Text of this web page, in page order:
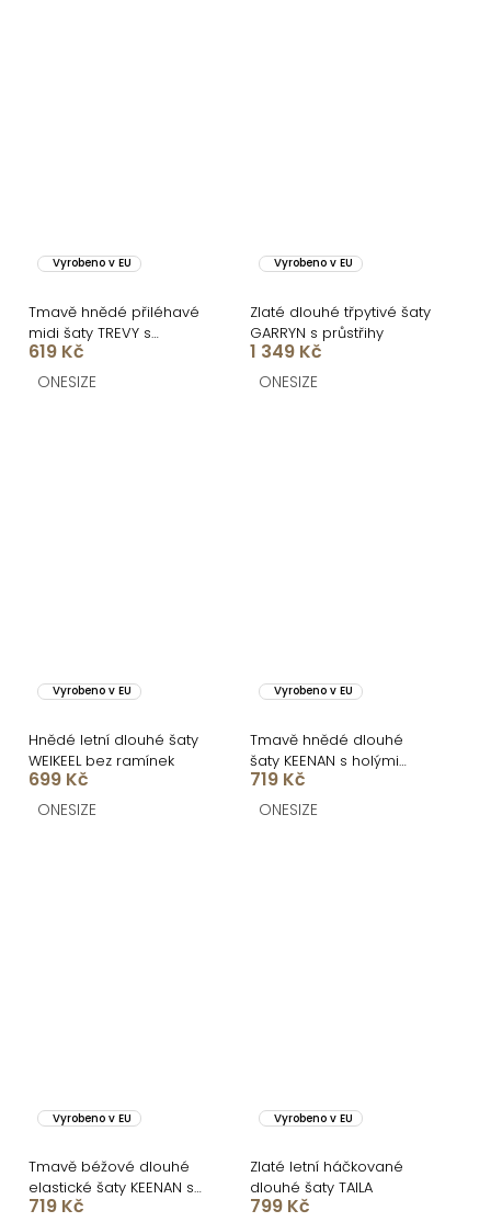
Vyrobeno v EU
Tmavě hnědé přiléhavé
midi šaty TREVY s
rozparkem
619 Kč
ONESIZE
Vyrobeno v EU
Zlaté dlouhé třpytivé šaty
GARRYN s průstřihy
1 349 Kč
ONESIZE
Vyrobeno v EU
Hnědé letní dlouhé šaty
WEIKEEL bez ramínek
699 Kč
ONESIZE
Vyrobeno v EU
Tmavě hnědé dlouhé
šaty KEENAN s holými
zády
719 Kč
ONESIZE
Vyrobeno v EU
Tmavě béžové dlouhé
elastické šaty KEENAN s
holými zády
719 Kč
Vyrobeno v EU
Zlaté letní háčkované
dlouhé šaty TAILA
799 Kč